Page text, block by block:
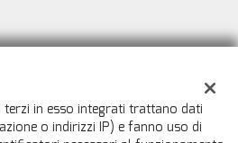
Città di Castello (PG)
in esso integrati trattano dati
o indirizzi IP) e fanno uso di